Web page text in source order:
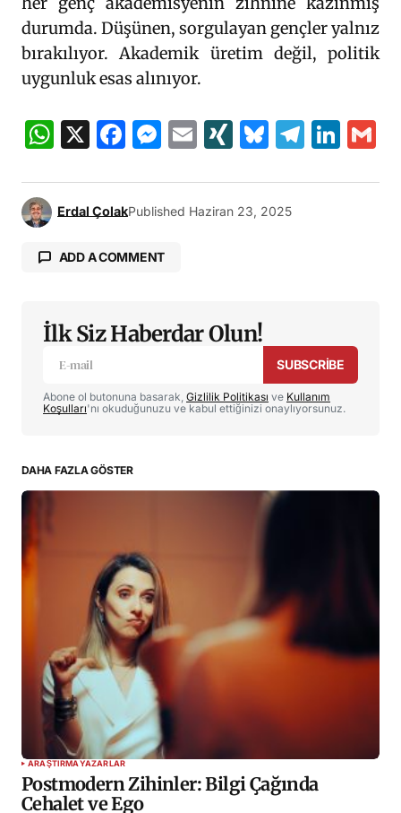
durumda. Düşünen, sorgulayan gençler yalnız
bırakılıyor. Akademik üretim değil, politik
uygunluk esas alınıyor.
WhatsApp
X Facebook
Messenger
Email
XINGBluesky
Erdal ÇolakPublished Haziran 23, 2025
ADD A COMMENT
E-posta adresiniz yayınlanmayacak.
Yorumunuz*
*
Daha sonraki yorumlarımda kullanılması için adım, e-
posta adresim ve site adresim bu tarayıcıya kaydedilsin.
YORUMU GÖNDER
İlk Siz Haberdar Olun!
SUBSCRIBE
Abone ol butonuna basarak, Gizlilik Politikası ve Kullanım
Koşulları'nı okuduğunuzu ve kabul ettiğinizi onaylıyorsunuz.
DAHA FAZLA GÖSTER
ARAŞTIRMAYAZARLAR
Postmodern Zihinler: Bilgi Çağında
Cehalet ve Ego